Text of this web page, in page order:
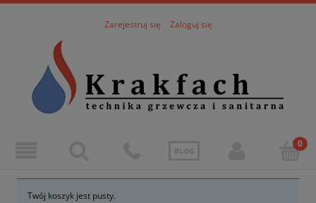
Zarejestruj się Zaloguj się
BLOG
Twój koszyk jest pusty.